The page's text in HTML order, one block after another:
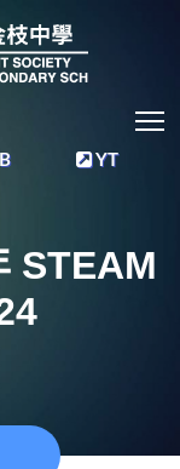
YT
STEAM